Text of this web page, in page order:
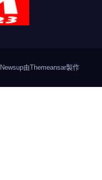
由Themeansar製作